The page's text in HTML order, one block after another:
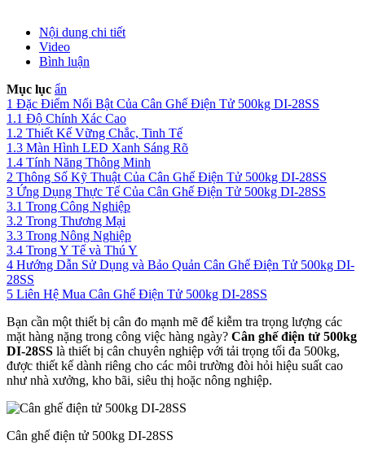
Nội dung chi tiết
Video
Bình luận
Mục lục ẩn
1 Đặc Điểm Nổi Bật Của Cân Ghế Điện Tử 500kg DI-28SS
1.1 Độ Chính Xác Cao
1.2 Thiết Kế Vững Chắc, Tinh Tế
1.3 Màn Hình LED Xanh Sáng Rõ
1.4 Tính Năng Thông Minh
2 Thông Số Kỹ Thuật Của Cân Ghế Điện Tử 500kg DI-28SS
3 Ứng Dụng Thực Tế Của Cân Ghế Điện Tử 500kg DI-28SS
3.1 Trong Công Nghiệp
3.2 Trong Thương Mại
3.3 Trong Nông Nghiệp
3.4 Trong Y Tế và Thú Y
4 Hướng Dẫn Sử Dụng và Bảo Quản Cân Ghế Điện Tử 500kg DI-
28SS
5 Liên Hệ Mua Cân Ghế Điện Tử 500kg DI-28SS
Bạn cần một thiết bị cân đo mạnh mẽ để kiễm tra trọng lượng các
mặt hàng nặng trong công việc hàng ngày? Cân ghế điện tử 500kg
DI-28SS là thiết bị cân chuyên nghiệp với tải trọng tối đa 500kg,
được thiết kế dành riêng cho các môi trường đòi hỏi hiệu suất cao
như nhà xưởng, kho bãi, siêu thị hoặc nông nghiệp.
Cân ghế điện tử 500kg DI-28SS